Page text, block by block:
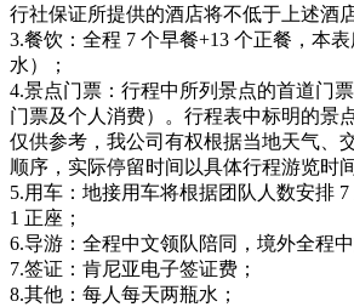
行社保证所提供的酒店将不低于上述酒
3.餐饮：全程 7 个早餐+13 个正餐，本
水）；
4.景点门票：行程中所列景点的首道门
门票及个人消费）。行程表中标明的景
仅供参考，我公司有权根据当地天气、
顺序，实际停留时间以具体行程游览时
5.用车：地接用车将根据团队人数安排
1 正座；
6.导游：全程中文领队陪同，境外全程中
7.签证：肯尼亚电子签证费；
8.其他：每人每天两瓶水；